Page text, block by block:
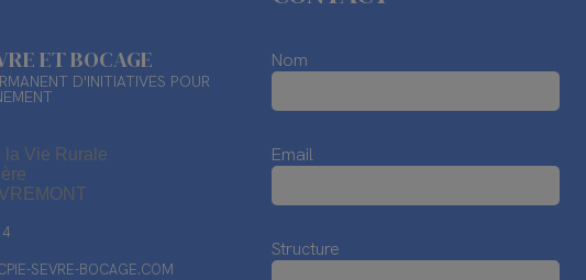
ET BOCAGE
D'INITIATIVES POUR
la Vie Rurale
SEVRE-BOCAGE.COM
Nom
Email
Structure